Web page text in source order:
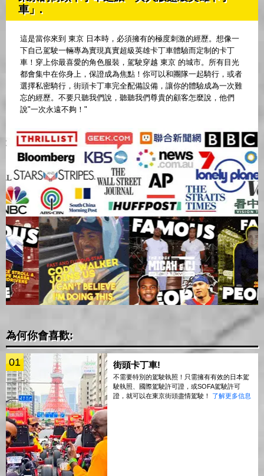
車」.
這是當你來到 東京 日本時，必須擁有的極度刺激的經歷。想像一
下自己駕駛一輛專為實現真實超級英雄卡丁車體驗而定制的卡丁
車！穿上你最喜愛的角色服裝，駕駛穿越 東京 的城市。所有目光
都會集中在你身上，保證成為焦點！你可以和團隊一起騎行，或者
選擇私密騎行，街頭卡丁車完全配備設備，讓你的體驗成為一次難
忘的經歷。不要只聽我們說，聽聽我們尊貴的顧客怎麼說，他們
說"一次永遠不夠！"
為何你會喜歡:
01 街頭卡丁車!
不需要特別的駕駛執照！只需擁有有效的日本駕
駛執照、國際駕駛許可證，或SOFA駕駛許可
證，就可以在東京街頭盡情駕駛！ 了解更多信息